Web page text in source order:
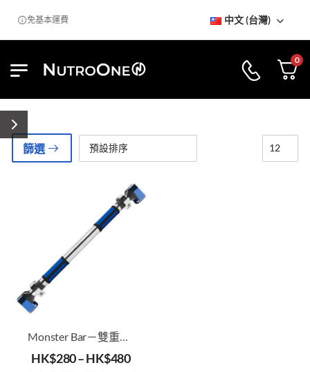
免基本運費 中文 (台灣)
0
篩選
Monster Bar－雙重保障引體上升杆
HK$280–HK$480